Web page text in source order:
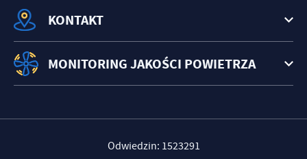
KONTAKT
MONITORING JAKOŚCI POWIETRZA
Odwiedzin: 1523291